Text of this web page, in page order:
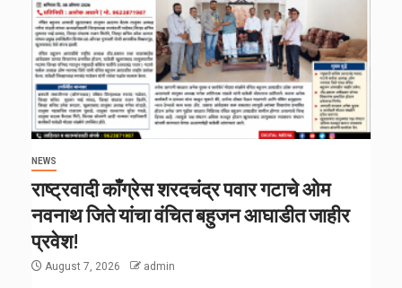
NEWS
राष्ट्रवादी काँग्रेस शरदचंद्र पवार गटाचे ओम
नवनाथ जिते यांचा वंचित बहुजन आघाडीत जाहीर
प्रवेश!
August 7, 2026 admin